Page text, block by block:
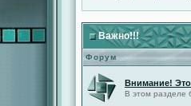
Важно!!!
Форум
Внимание!
В этом разделе